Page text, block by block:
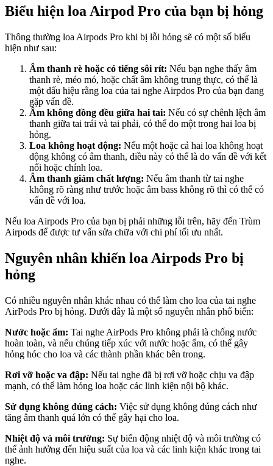
Biểu hiện loa Airpod Pro của bạn bị hỏng
Thông thường loa Airpods Pro khi bị lỗi hỏng sẽ có một số biểu
hiện như sau:
Âm thanh rè hoặc có tiếng sôi rít: Nếu bạn nghe thấy âm
thanh rè, méo mó, hoặc chất âm không trung thực, có thể là
một dấu hiệu rằng loa của tai nghe Airpdos Pro của bạn đang
gặp vấn đề.
Âm không đồng đều giữa hai tai: Nếu có sự chênh lệch âm
thanh giữa tai trái và tai phải, có thể do một trong hai loa bị
hỏng.
Loa không hoạt động: Nếu một hoặc cả hai loa không hoạt
động không có âm thanh, điều này có thể là do vấn đề với kết
nối hoặc chính loa.
Âm thanh giảm chất lượng: Nếu âm thanh từ tai nghe
không rõ ràng như trước hoặc âm bass không rõ thì có thể có
vấn đề với loa.
Nếu loa Airpods Pro của bạn bị phải những lỗi trên, hãy đến Trùm
Airpods để được tư vấn sửa chữa với chi phí tối ưu nhất.
Nguyên nhân khiến loa Airpods Pro bị
hỏng
Có nhiều nguyên nhân khác nhau có thể làm cho loa của tai nghe
AirPods Pro bị hỏng. Dưới đây là một số nguyên nhân phổ biến:
Nước hoặc ẩm: Tai nghe AirPods Pro không phải là chống nước
hoàn toàn, và nếu chúng tiếp xúc với nước hoặc ẩm, có thể gây
hỏng hóc cho loa và các thành phần khác bên trong.
Rơi vỡ hoặc va đập: Nếu tai nghe đã bị rơi vỡ hoặc chịu va đập
mạnh, có thể làm hỏng loa hoặc các linh kiện nội bộ khác.
Sử dụng không đúng cách: Việc sử dụng không đúng cách như
tăng âm thanh quá lớn có thể gây hại cho loa.
Nhiệt độ và môi trường: Sự biến động nhiệt độ và môi trường có
thể ảnh hưởng đến hiệu suất của loa và các linh kiện khác trong tai
nghe.